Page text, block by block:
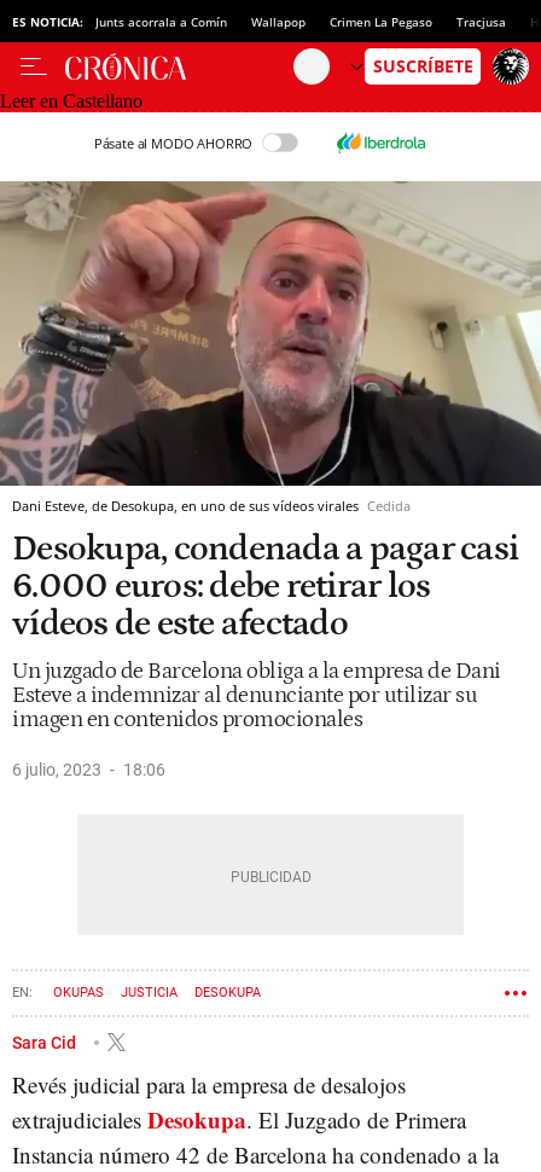
ES NOTICIA: Junts acorrala a Comín Wallapop Crimen La Pegaso Tracjusa
Leer en Castellano
Pásate al MODO AHORRO
Dani Esteve, de Desokupa, en uno de sus vídeos virales Cedida
Desokupa, condenada a pagar casi
6.000 euros: debe retirar los
vídeos de este afectado
Un juzgado de Barcelona obliga a la empresa de Dani
Esteve a indemnizar al denunciante por utilizar su
imagen en contenidos promocionales
6 julio, 2023 18:06
OKUPAS JUSTICIA DESOKUPA
Sara Cid
Revés judicial para la empresa de desalojos
extrajudiciales Desokupa. El Juzgado de Primera
Instancia número 42 de Barcelona ha condenado a la